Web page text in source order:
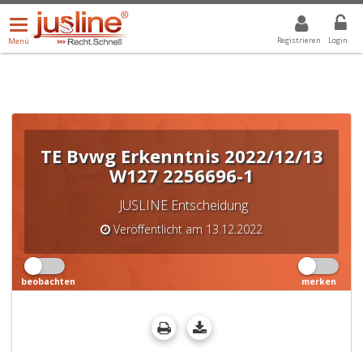
Registrieren Login
Menü
öffnen/schließen
Menü
ALLE DROPDOWN: GEWÄHLTER WERT IST ALLE
TE Bvwg Erkenntnis 2022/12/13
W127 2256696-1
JUSLINE Entscheidung
Veröffentlicht am 13.12.2022
beobachten merken